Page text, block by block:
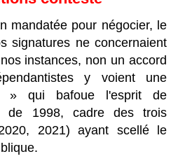
mandatée pour négocier, le
signatures ne concernaient
instances, non un accord
y voient une
» qui bafoue l'esprit de
de 1998, cadre des trois
2021) ayant scellé le